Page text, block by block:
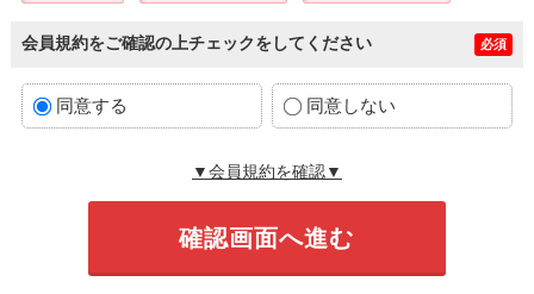
会員規約をご確認の上チェックをしてください 必須
同意する 同意しない
▼会員規約を確認▼